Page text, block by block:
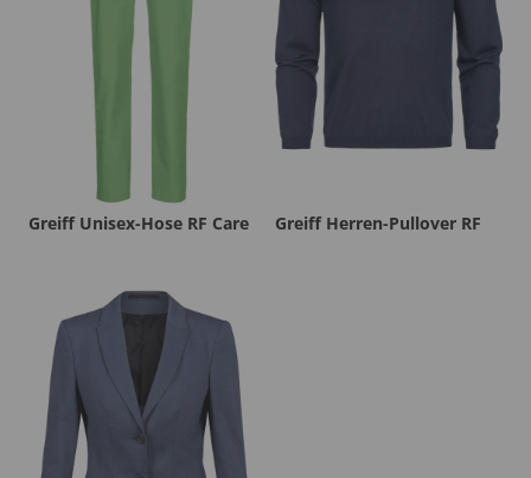
Greiff Unisex-Hose RF Care Greiff Herren-Pullover RF